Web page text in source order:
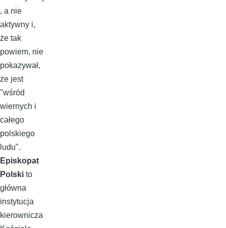
, a nie
aktywny i,
że tak
powiem, nie
pokazywał,
że jest
"wśród
wiernych i
całego
polskiego
ludu".
Episkopat
Polski to
główna
instytucja
kierownicza